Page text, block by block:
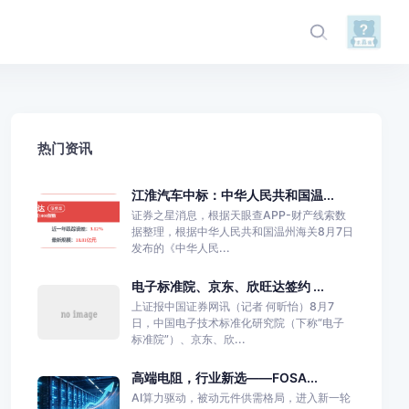
热门资讯
江淮汽车中标：中华人民共和国温...
证券之星消息，根据天眼查APP-财产线索数
据整理，根据中华人民共和国温州海关8月7日
发布的《中华人民...
电子标准院、京东、欣旺达签约 ...
上证报中国证券网讯（记者 何昕怡）8月7
日，中国电子技术标准化研究院（下称“电子
标准院”）、京东、欣...
高端电阻，行业新选——FOSA...
AI算力驱动，被动元件供需格局，进入新一轮